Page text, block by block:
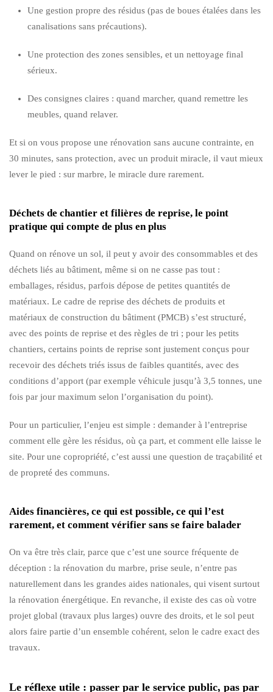
Une gestion propre des résidus (pas de boues étalées dans les
canalisations sans précautions).
Une protection des zones sensibles, et un nettoyage final
sérieux.
Des consignes claires : quand marcher, quand remettre les
meubles, quand relaver.
Et si on vous propose une rénovation sans aucune contrainte, en
30 minutes, sans protection, avec un produit miracle, il vaut mieux
lever le pied : sur marbre, le miracle dure rarement.
Déchets de chantier et filières de reprise, le point
pratique qui compte de plus en plus
Quand on rénove un sol, il peut y avoir des consommables et des
déchets liés au bâtiment, même si on ne casse pas tout :
emballages, résidus, parfois dépose de petites quantités de
matériaux. Le cadre de reprise des déchets de produits et
matériaux de construction du bâtiment (PMCB) s’est structuré,
avec des points de reprise et des règles de tri ; pour les petits
chantiers, certains points de reprise sont justement conçus pour
recevoir des déchets triés issus de faibles quantités, avec des
conditions d’apport (par exemple véhicule jusqu’à 3,5 tonnes, une
fois par jour maximum selon l’organisation du point).
Pour un particulier, l’enjeu est simple : demander à l’entreprise
comment elle gère les résidus, où ça part, et comment elle laisse le
site. Pour une copropriété, c’est aussi une question de traçabilité et
de propreté des communs.
Aides financières, ce qui est possible, ce qui l’est
rarement, et comment vérifier sans se faire balader
On va être très clair, parce que c’est une source fréquente de
déception : la rénovation du marbre, prise seule, n’entre pas
naturellement dans les grandes aides nationales, qui visent surtout
la rénovation énergétique. En revanche, il existe des cas où votre
projet global (travaux plus larges) ouvre des droits, et le sol peut
alors faire partie d’un ensemble cohérent, selon le cadre exact des
travaux.
Le réflexe utile : passer par le service public, pas par